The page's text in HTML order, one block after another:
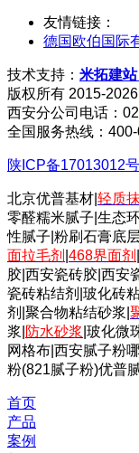
友情链接：
德国欧伯国际
技术支持： 米拓建站
版权所有 2015-2026
西安分公司电话：
全国服务热线：
陕ICP备17013012号
北京优普基材| 轻质
零醛糯米腻子|生态
性腻子|粉刷石膏底
面拉毛剂 468界面剂
胶|西安瓷砖胶|西安
瓷砖粘结剂|玻化砖
剂|聚合物粘结砂浆|
浆| 防水砂浆 |玻化微
网格布|西安腻子粉
粉(821腻子粉)优普
首页
产品
案例